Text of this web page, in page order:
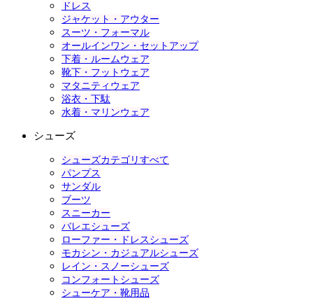
ドレス
ジャケット・アウター
スーツ・フォーマル
オールインワン・セットアップ
下着・ルームウェア
靴下・フットウェア
マタニティウェア
浴衣・下駄
水着・マリンウェア
シューズ
シューズカテゴリすべて
パンプス
サンダル
ブーツ
スニーカー
バレエシューズ
ローファー・ドレスシューズ
モカシン・カジュアルシューズ
レイン・スノーシューズ
コンフォートシューズ
シューケア・靴用品